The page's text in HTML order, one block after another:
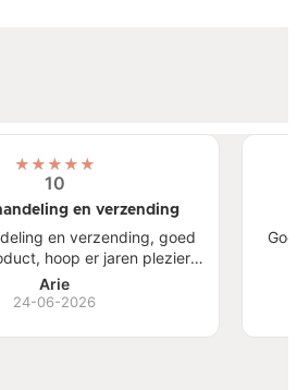
★★★★★
10
en verzending
en verzending, goed
hoop er jaren plezier
van te hebben.
Arie
24-06-2026